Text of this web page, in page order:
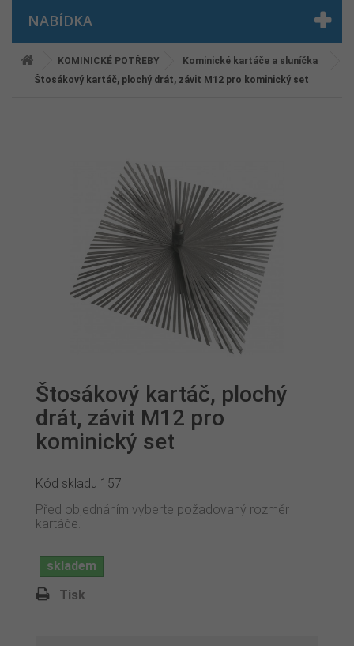
NABÍDKA
KOMINICKÉ POTŘEBY
Kominické kartáče a sluníčka
Štosákový kartáč, plochý drát, závit M12 pro kominický set
Štosákový kartáč, plochý
drát, závit M12 pro
kominický set
Kód skladu 157
Před objednáním vyberte požadovaný rozměr
kartáče.
skladem
Tisk